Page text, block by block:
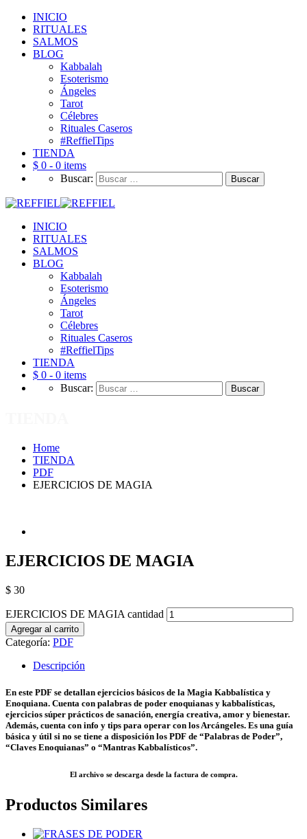
INICIO
RITUALES
SALMOS
BLOG
Kabbalah
Esoterismo
Ángeles
Tarot
Célebres
Rituales Caseros
#ReffielTips
TIENDA
$ 0 - 0 items
Buscar:
INICIO
RITUALES
SALMOS
BLOG
Kabbalah
Esoterismo
Ángeles
Tarot
Célebres
Rituales Caseros
#ReffielTips
TIENDA
$ 0 - 0 items
Buscar:
Home
TIENDA
PDF
EJERCICIOS DE MAGIA
EJERCICIOS DE MAGIA
$ 30
EJERCICIOS DE MAGIA cantidad
Agregar al carrito
Categoría: PDF
Descripción
En este PDF se detallan ejercicios básicos de la Magia Kabbalística y
Enoquiana. Cuenta con palabras de poder enoquianas y kabbalísticas,
ejercicios súper prácticos de sanación, energía creativa, amor y bienestar.
Además, cuenta con info y tips para operar con los Arcángeles. Es una guía
básica y útil si no se tiene a disposición los PDF de “Palabras de Poder”,
“Claves Enoquianas” o “Mantras Kabbalísticos”.
El archivo se descarga desde la factura de compra.
Productos Similares